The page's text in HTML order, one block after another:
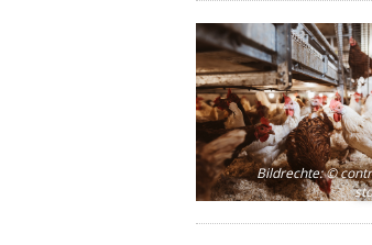
Bildrechte:©